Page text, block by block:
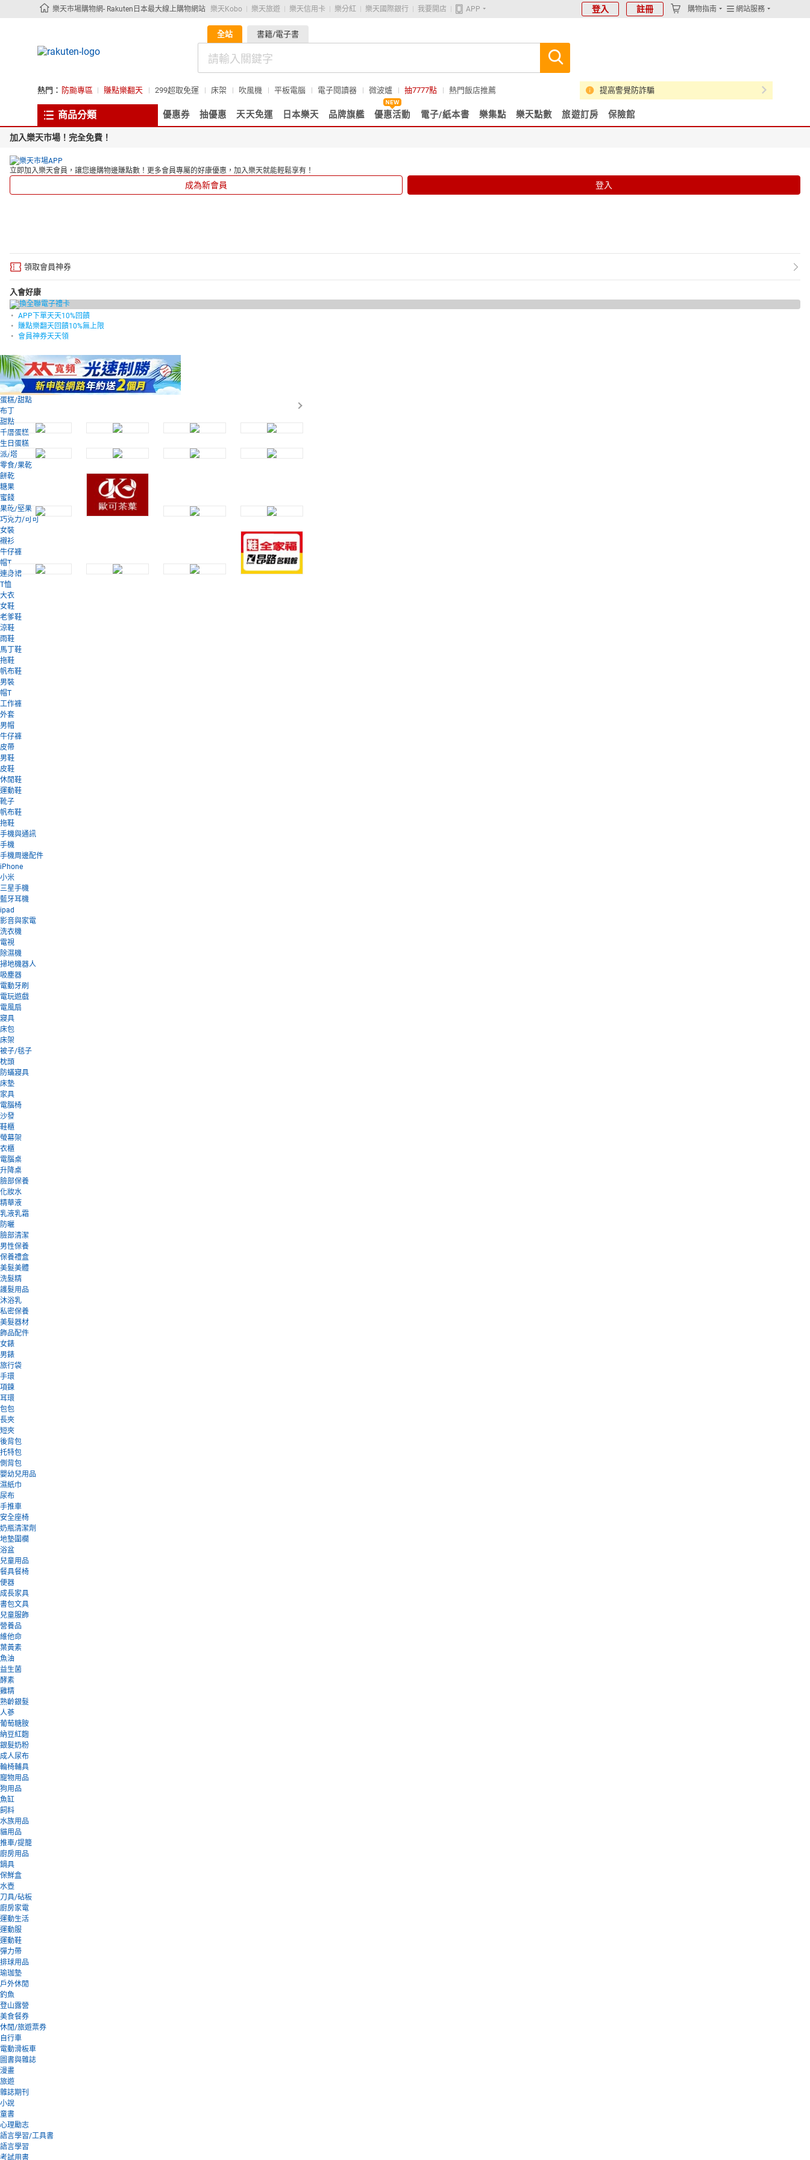
樂天市場購物網- Rakuten日本最大線上購物網站 樂天Kobo 樂天旅遊 樂天信用卡 樂分紅 樂天國際銀行 我要開店 APP 登入 註冊 購物指南 網站服務
全站 書籍/電子書
熱門： 防颱專區 賺點樂翻天 299超取免運 床架 吹風機 平板電腦 電子閱讀器 微波爐 抽7777點 熱門飯店推薦 提高警覺防詐騙
商品分類 優惠券 抽優惠 天天免運 日本樂天 品牌旗艦 優惠活動 電子/紙本書 樂集點 樂天點數 旅遊訂房 保險館
加入樂天市場！完全免費！
立即加入樂天會員，讓您邊購物邊賺點數！更多會員專屬的好康優惠，加入樂天就能輕鬆享有！
成為新會員 登入
領取會員神券
入會好康
APP下單天天10%回饋
賺點樂翻天回饋10%無上限
會員神券天天領
蛋糕/甜點
布丁
甜點
千層蛋糕
生日蛋糕
派/塔
零食/果乾
餅乾
糖果
蜜餞
果乾/堅果
巧克力/可可
女裝
襯衫
牛仔褲
帽T
連身裙
T恤
大衣
女鞋
老爹鞋
涼鞋
雨鞋
馬丁鞋
拖鞋
帆布鞋
男裝
帽T
工作褲
外套
男帽
牛仔褲
皮帶
男鞋
皮鞋
休閒鞋
運動鞋
靴子
帆布鞋
拖鞋
手機與通訊
手機
手機周邊配件
iPhone
小米
三星手機
藍牙耳機
ipad
影音與家電
洗衣機
電視
除濕機
掃地機器人
吸塵器
電動牙刷
電玩遊戲
電風扇
寢具
床包
床架
被子/毯子
枕頭
防蟎寢具
床墊
家具
電腦椅
沙發
鞋櫃
螢幕架
衣櫃
電腦桌
升降桌
臉部保養
化妝水
精華液
乳液乳霜
防曬
臉部清潔
男性保養
保養禮盒
美髮美體
洗髮精
護髮用品
沐浴乳
私密保養
美髮器材
飾品配件
女錶
男錶
旅行袋
手環
項鍊
耳環
包包
長夾
短夾
後背包
托特包
側背包
嬰幼兒用品
濕紙巾
尿布
手推車
安全座椅
奶瓶清潔劑
地墊圍欄
浴盆
兒童用品
餐具餐椅
便器
成長家具
書包文具
兒童服飾
營養品
維他命
葉黃素
魚油
益生菌
酵素
雞精
熟齡銀髮
人蔘
葡萄糖胺
納豆紅麴
銀髮奶粉
成人尿布
輪椅輔具
寵物用品
狗用品
魚缸
飼料
水族用品
貓用品
推車/提籠
廚房用品
鍋具
保鮮盒
水壺
刀具/砧板
廚房家電
運動生活
運動服
運動鞋
彈力帶
排球用品
瑜珈墊
戶外休閒
釣魚
登山露營
美食餐券
休閒/旅遊票券
自行車
電動滑板車
圖書與雜誌
漫畫
旅遊
雜誌期刊
小說
童書
心理勵志
語言學習/工具書
語言學習
考試用書